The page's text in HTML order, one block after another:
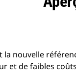
la nouvelle
et de faibles